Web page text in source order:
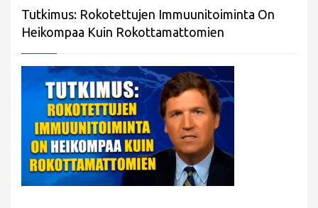
Tutkimus: Rokotettujen Immuunitoiminta On
Heikompaa Kuin Rokottamattomien